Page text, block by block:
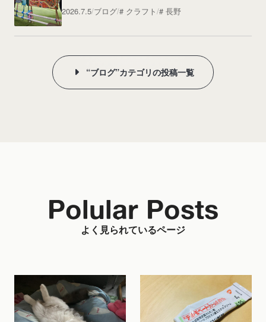
2026.7.5 ブログ クラフト 長野
“ブログ”カテゴリの投稿一覧
よく見られているページ
Polular Posts